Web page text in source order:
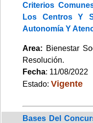
Criterios
Los Centros Y
Autonomía Y
Area: Bienestar
Resolución.
Fecha: 11/08/2022
Estado: Vigente
Bases Del